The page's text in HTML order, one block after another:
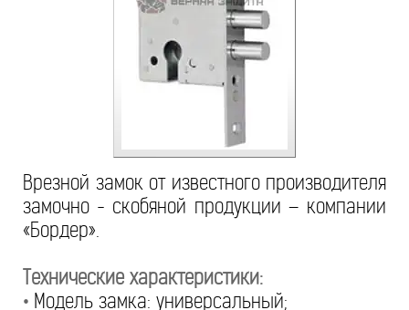
Врезной замок от известного производителя
замочно - скобяной продукции – компании
«Бордер».
Технические характеристики:
• Модель замка: универсальный;